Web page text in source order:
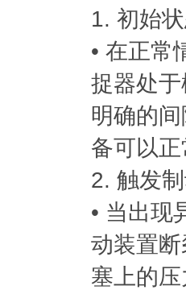
1. 初始
• 在正常
捉器处
明确的
备可以
2. 触发
• 当出现
动装置
塞上的